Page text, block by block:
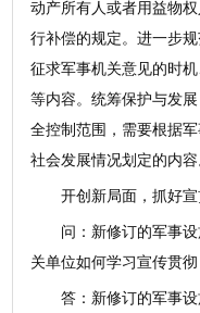
动产所有人或者用益物
行补偿的规定。进一步
征求军事机关意见的时
等内容。统筹保护与发
全控制范围，需要根据
社会发展情况划定的内容
开创新局面，抓好
问：新修订的军事
关单位如何学习宣传贯彻
答：新修订的军事